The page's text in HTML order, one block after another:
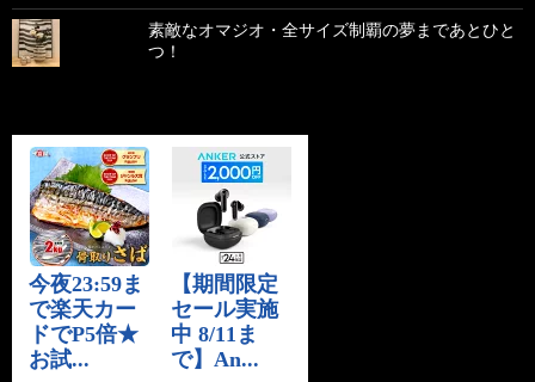
素敵なオマジオ・全サイズ制覇の夢まであとひと
つ！